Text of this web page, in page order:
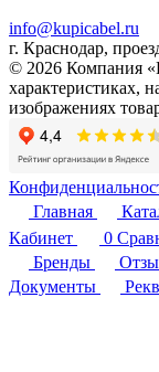
info@kupicabel.ru
г. Краснодар,
© 2026 Компания
характеристиках,
изображениях
Главная
Кабинет
0
Бренды
Документы